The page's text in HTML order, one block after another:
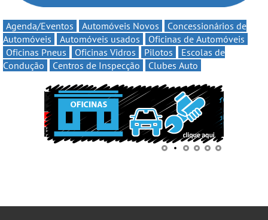
Agenda/Eventos Automóveis Novos
Concessionários de
Automóveis
Automóveis usados
Oficinas de Automóveis
Oficinas Pneus
Oficinas Vidros Pilotos
Escolas de
Condução
Centros de Inspecção Clubes Auto